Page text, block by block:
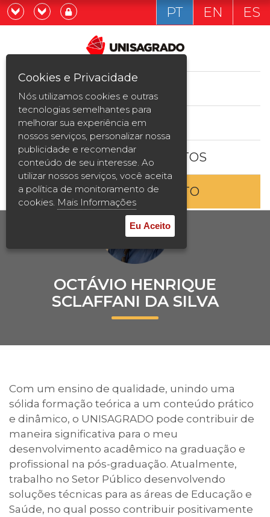
Graduação
Pós-graduação e MBA
Curta Duração
Vestibular
2ª Graduação
Transferência
Reingresso
Prouni
Desconto de pontualidade
Biblioteca
Calendário acadêmico
Internacionalização
UATI
Já sou estudande
Quero ser estudante
PT EN ES
ESTUDE AQUI
BOLSAS E DESCONTOS
ENTRE EM CONTATO
OCTÁVIO HENRIQUE
SCLAFFANI DA SILVA
Com um ensino de qualidade, unindo uma
sólida formação teórica a um conteúdo prático
e dinâmico, o UNISAGRADO pode contribuir de
maneira significativa para o meu
desenvolvimento acadêmico na graduação e
profissional na pós-graduação. Atualmente,
trabalho no Setor Público desenvolvendo
soluções técnicas para as áreas de Educação e
Saúde, no qual posso contribuir positivamente
Cookies e Privacidade
Nós utilizamos cookies e outras
tecnologias semelhantes para
melhorar sua experiência em
nossos serviços, personalizar nossa
publicidade e recomendar
conteúdo de seu interesse. Ao
utilizar nossos serviços, você aceita
a política de monitoramento de
cookies. Mais Informações
Eu Aceito